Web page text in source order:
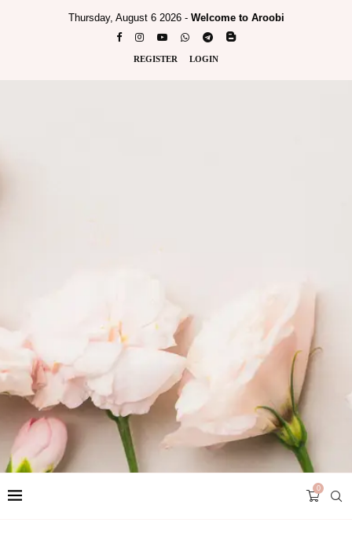
Thursday, August 6 2026 - Welcome to Aroobi
REGISTER LOGIN
0